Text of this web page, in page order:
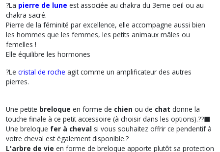
?La pierre de lune est associée au chakra du 3eme oeil ou au
chakra sacré.
Pierre de la féminité par excellence, elle accompagne aussi bien
les hommes que les femmes, les petits animaux mâles ou
femelles !
Elle équilibre les hormones
?Le cristal de roche agit comme un amplificateur des autres
pierres.
Une petite breloque en forme de chien ou de chat donne la
touche finale à ce petit accessoire (à choisir dans les options).??‍⬛
Une breloque fer à cheval si vous souhaitez offrir ce pendentif à
votre cheval est également disponible.?
L'arbre de vie en forme de breloque apporte plutôt sa protection